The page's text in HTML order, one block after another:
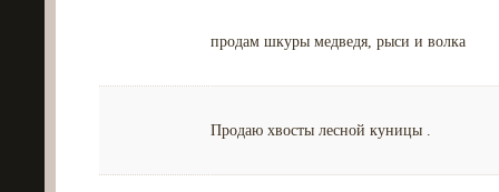
продам шкуры медведя, рыси и волка
Продаю хвосты лесной куницы .